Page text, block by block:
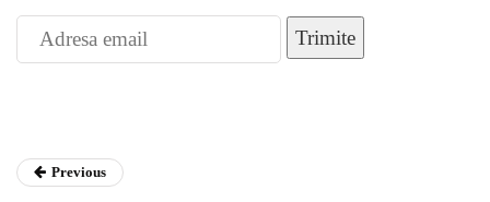
Trimite
Previous